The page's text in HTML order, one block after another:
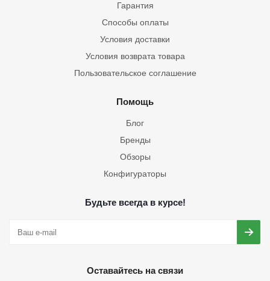
Гарантия
Способы оплаты
Условия доставки
Условия возврата товара
Пользовательское соглашение
Помощь
Блог
Бренды
Обзоры
Конфигураторы
Будьте всегда в курсе!
Оставайтесь на связи